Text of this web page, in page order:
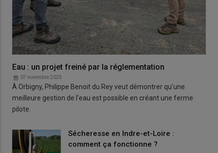
Eau : un projet freiné par la réglementation
07 novembre 2025
À Orbigny, Philippe Benoit du Rey veut démontrer qu’une
meilleure gestion de l’eau est possible en créant une ferme
pilote.
Sécheresse en Indre-et-Loire :
comment ça fonctionne ?